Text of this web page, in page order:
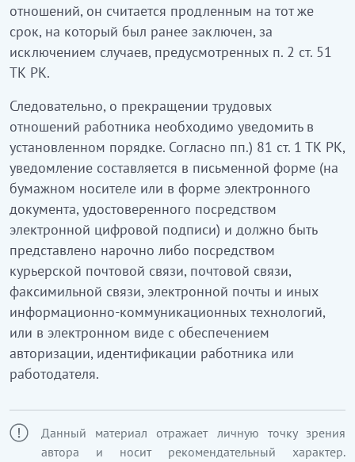
отношений, он считается продленным на тот же
срок, на который был ранее заключен, за
исключением случаев, предусмотренных п. 2 ст. 51
ТК РК.
Следовательно, о прекращении трудовых
отношений работника необходимо уведомить в
установленном порядке. Согласно пп.) 81 ст. 1 ТК РК,
уведомление составляется в письменной форме (на
бумажном носителе или в форме электронного
документа, удостоверенного посредством
электронной цифровой подписи) и должно быть
представлено нарочно либо посредством
курьерской почтовой связи, почтовой связи,
факсимильной связи, электронной почты и иных
информационно-коммуникационных технологий,
или в электронном виде с обеспечением
авторизации, идентификации работника или
работодателя.
Данный материал отражает личную точку зрения
автора и носит рекомендательный характер.